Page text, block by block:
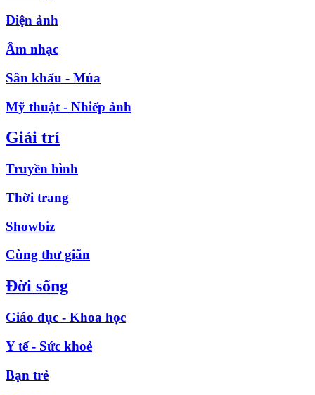
Điện ảnh
Âm nhạc
Sân khấu - Múa
Mỹ thuật - Nhiếp ảnh
Giải trí
Truyền hình
Thời trang
Showbiz
Cùng thư giãn
Đời sống
Giáo dục - Khoa học
Y tế - Sức khoẻ
Bạn trẻ